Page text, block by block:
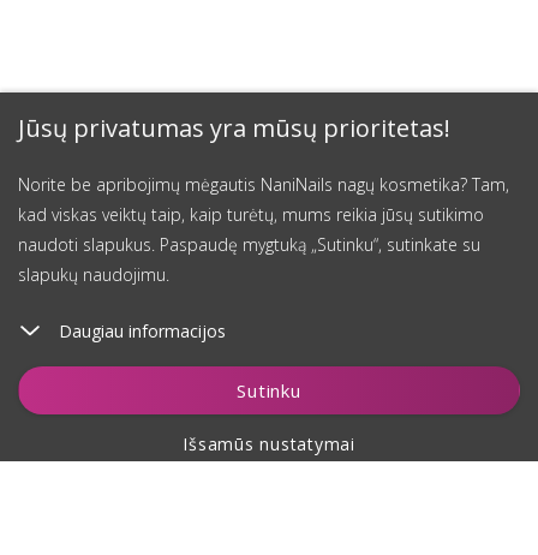
Jūsų privatumas yra mūsų prioritetas!
Norite be apribojimų mėgautis NaniNails nagų kosmetika? Tam,
kad viskas veiktų taip, kaip turėtų, mums reikia jūsų sutikimo
naudoti slapukus. Paspaudę mygtuką „Sutinku“, sutinkate su
slapukų naudojimu.
Daugiau informacijos
Sutinku
Išsamūs nustatymai
Stebėti